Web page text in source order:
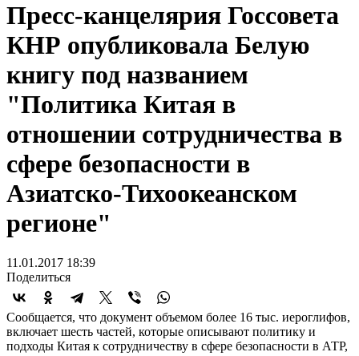
Пресс-канцелярия Госсовета
КНР опубликовала Белую
книгу под названием
"Политика Китая в
отношении сотрудничества в
сфере безопасности в
Азиатско-Тихоокеанском
регионе"
11.01.2017 18:39
Поделиться
Сообщается, что документ объемом более 16 тыс. иероглифов,
включает шесть частей, которые описывают политику и
подходы Китая к сотрудничеству в сфере безопасности в АТР,